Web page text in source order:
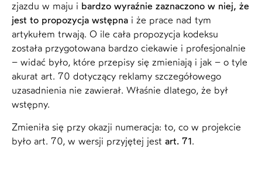
zjazdu w maju i bardzo wyraźnie zaznaczono w niej, że
jest to propozycja wstępna i że prace nad tym
artykułem trwają. O ile cała propozycja kodeksu
została przygotowana bardzo ciekawie i profesjonalnie
– widać było, które przepisy się zmieniają i jak – o tyle
akurat art. 70 dotyczący reklamy szczegółowego
uzasadnienia nie zawierał. Właśnie dlatego, że był
wstępny.
Zmieniła się przy okazji numeracja: to, co w projekcie
było art. 70, w wersji przyjętej jest art. 71.